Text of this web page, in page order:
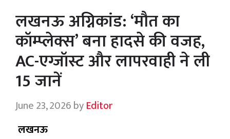
लखनऊ अग्निकांड: ‘मौत का
कॉम्प्लेक्स’ बना हादसे की वजह,
AC-एग्जॉस्ट और लापरवाही ने ली
15 जानें
June 23, 2026byEditor
लखनऊ